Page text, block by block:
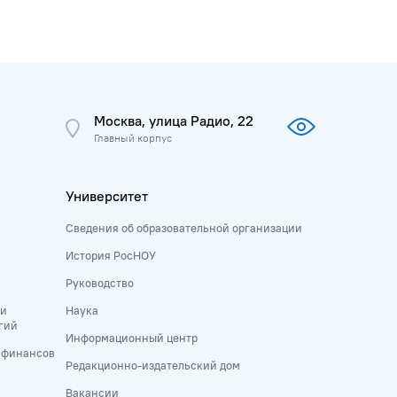
Москва, улица Радио, 22
Главный корпус
Университет
Сведения об образовательной организации
История РосНОУ
Руководство
Наука
Информационный центр
Редакционно-издательский дом
Вакансии